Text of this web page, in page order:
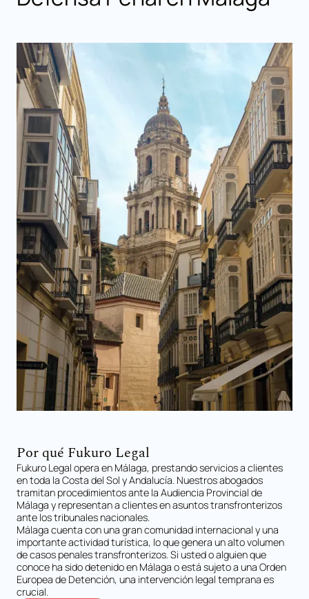
Por qué Fukuro Legal
Fukuro Legal opera en Málaga, prestando servicios a clientes
en toda la Costa del Sol y Andalucía. Nuestros abogados
tramitan procedimientos ante la Audiencia Provincial de
Málaga y representan a clientes en asuntos transfronterizos
ante los tribunales nacionales.
Málaga cuenta con una gran comunidad internacional y una
importante actividad turística, lo que genera un alto volumen
de casos penales transfronterizos. Si usted o alguien que
conoce ha sido detenido en Málaga o está sujeto a una Orden
Europea de Detención, una intervención legal temprana es
crucial.